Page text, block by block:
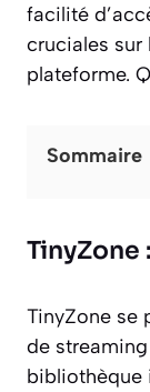
facilité
cruciales sur
plateforme.
Sommaire
TinyZone
TinyZone se
de
bibliothèque